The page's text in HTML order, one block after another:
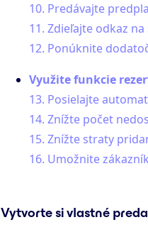
10. Predávajte
11. Zdieľajte odkaz
12. Ponúknite
Využite funkcie
13. Posielajte
14. Znížte počet
15. Znížte straty
16. Umožnite
Vytvorte si vlastné